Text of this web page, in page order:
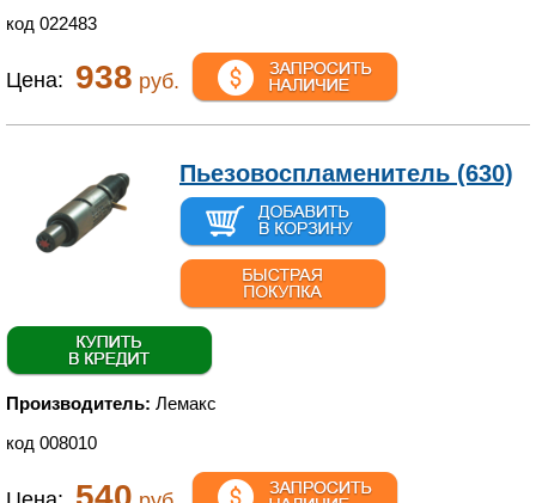
код 022483
Цена: 938 руб.
Пьезовоспламенитель (630)
Производитель: Лемакс
код 008010